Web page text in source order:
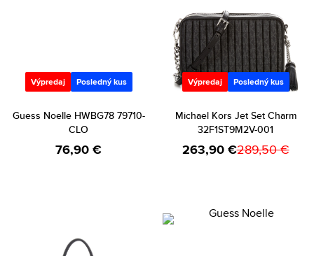
Výpredaj Posledný kus
Guess Noelle HWBG78 79710-
CLO
76,90 €
Výpredaj Posledný kus
Michael Kors Jet Set Charm
32F1ST9M2V-001
263,90 €289,50 €